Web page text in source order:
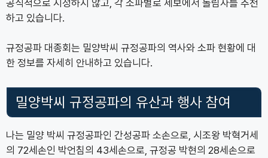
공식적으로 지정하지 않고, 각 소파별로 세보에서 돌림자를 추천
하고 있습니다.
규정공파 대종회는 밀양박씨 규정공파의 역사와 소파 현황에 대
한 정보를 자세히 안내하고 있습니다.
밀양박씨 규정공파의 유산과 행사 참여
나는 밀양 박씨 규정공파인 간성공파 소손으로, 시조왕 박혁거세
의 72세손인 박언침의 43세손으로, 규정공 박현의 28세손으로